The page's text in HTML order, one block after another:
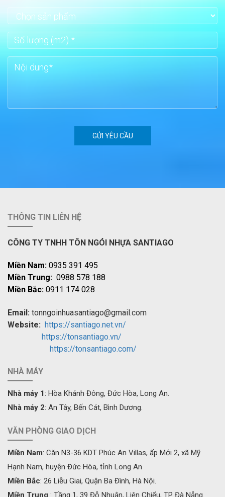
THÔNG TIN LIÊN HỆ
CÔNG TY TNHH TÔN NGÓI NHỰA SANTIAGO
Miền Nam: 0935 391 495
Miền Trung: 0988 578 188
Miền Bắc: 0911 174 028
Email: tonngoinhuasantiago@gmail.com
Website: https://santiago.net.vn/
https://tonsantiago.vn/
https://tonsantiago.com/
NHÀ MÁY
Nhà máy 1: Hòa Khánh Đông, Đức Hòa, Long An.
Nhà máy 2: An Tây, Bến Cát, Bình Dương.
VĂN PHÒNG GIAO DỊCH
Miền Nam: Căn N3-36 KDT Phúc An Villas, ấp Mới 2, xã Mỹ
Hạnh Nam, huyện Đức Hòa, tỉnh Long An
Miền Bắc: 26 Liễu Giai, Quận Ba Đình, Hà Nội.
Miền Trung : Tầng 1, 39 Đỗ Nhuận, Liên Chiểu, TP Đà Nẵng.